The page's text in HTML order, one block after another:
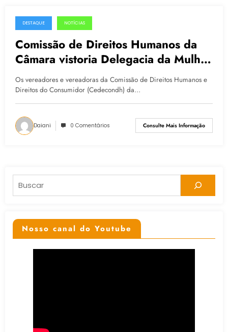
08.04.2015
DESTAQUE NOTÍCIAS
Comissão de Direitos Humanos da
Câmara vistoria Delegacia da Mulher
e DML
Os vereadores e vereadoras da Comissão de Direitos Humanos e
Direitos do Consumidor (Cedecondh) da…
Daiani 0 Comentários Consulte Mais Informação
Pesquisar
Nosso canal do Youtube